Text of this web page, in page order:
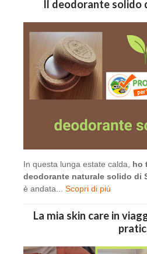
Il deodorante solido
In questa lunga estate calda, ho
deodorante naturale solido di
è andata... Scopri di più
La mia skin care in